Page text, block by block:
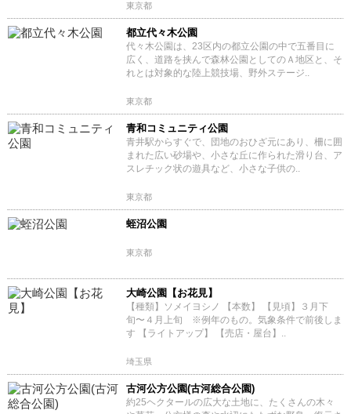
東京都
都立代々木公園
代々木公園は、23区内の都立公園の中で五番目に
広く、道路を挟んで森林公園としてのＡ地区と、そ
れとは対象的な陸上競技場、野外ステージ..
東京都
青和コミュニティ公園
青井駅からすぐで、団地のおひざ元にあり、柵に囲
まれた広い砂場や、小さな丘に作られた滑り台、ア
スレチック状の遊具など、小さな子供の..
東京都
蛭沼公園
東京都
大崎公園【お花見】
【種類】ソメイヨシノ 【本数】 【見頃】３月下
旬〜４月上旬 ※例年のもの。気象条件で前後しま
す 【ライトアップ】 【売店・屋台】..
埼玉県
古河公方公園(古河総合公園)
約25ヘクタールの広大な土地に、たくさんの木々